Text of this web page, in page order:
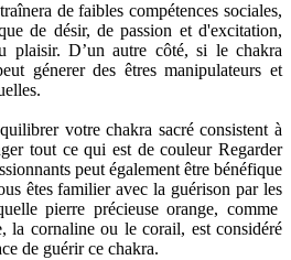
de faibles compétences sociales,
de désir, de passion et d'excitation,
plaisir. D’un autre côté, si le chakra
génerer des êtres manipulateurs et
votre chakra sacré consistent à
tout ce qui est de couleur Regarder
peut également être bénéfique
êtes familier avec la guérison par les
pierre précieuse orange, comme
la cornaline ou le corail, est considéré
de guérir ce chakra.